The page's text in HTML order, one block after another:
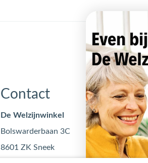
Contact
De Welzijnwinkel
Bolswarderbaan 3C
8601 ZK Sneek